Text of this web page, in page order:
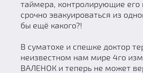
таймера, контролирующие
срочно эвакуироваться из
бы ещё какого?!
В суматохе и спешке доктор
неизвестном нам мире 4го
ВАЛЕНОК и теперь не может